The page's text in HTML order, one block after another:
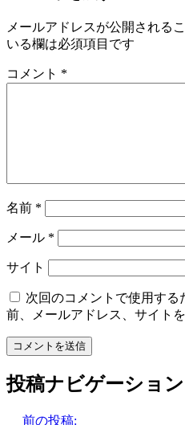
メールアドレスが公開される
いる欄は必須項目です
コメント *
名前 *
メール *
サイト
次回のコメントで使用する
前、メールアドレス、サイトを
投稿ナビゲーション
前の投稿: